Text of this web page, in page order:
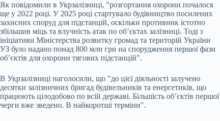
Як повідомили в Укрзалізниці, "розгортання охорони почалося
ще у 2022 році. У 2025 році стартувало будівництво посилених
захисних споруд для підстанцій, оскільки противник істотно
збільшив міць та влучність атак по об’єктах залізниці. Тоді з
ініціативи Міністерства розвитку громад та територій України
УЗ було надано понад 800 млн грн на спорудження першої фази
об’єктів для охорони тягових підстанцій".
В Укрзалізниці наголосили, що "до цієї діяльності залучено
десятки залізничних бригад будівельників та енергетиків, що
працюють цілодобово по всій державі. Більшість об’єктів першої
черги вже зведено. В найкоротші терміни".